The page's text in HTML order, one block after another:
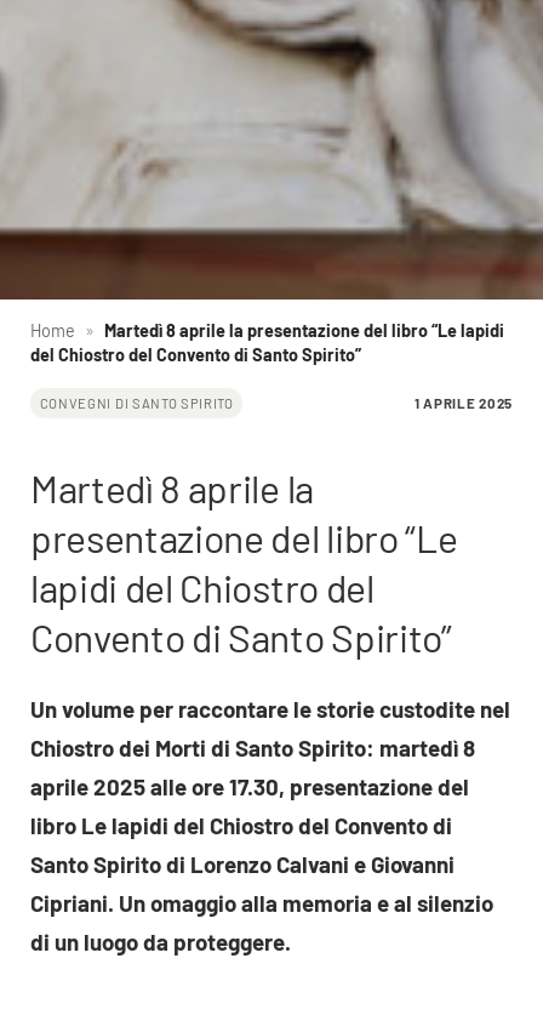
Home » Martedì 8 aprile la presentazione del libro “Le lapidi
del Chiostro del Convento di Santo Spirito”
CONVEGNI DI SANTO SPIRITO 1 APRILE 2025
Martedì 8 aprile la
presentazione del libro “Le
lapidi del Chiostro del
Convento di Santo Spirito”
Un volume per raccontare le storie custodite nel
Chiostro dei Morti di Santo Spirito: martedì 8
aprile 2025 alle ore 17.30, presentazione del
libro Le lapidi del Chiostro del Convento di
Santo Spirito di Lorenzo Calvani e Giovanni
Cipriani. Un omaggio alla memoria e al silenzio
di un luogo da proteggere.